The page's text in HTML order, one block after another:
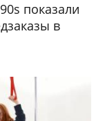
показали
в